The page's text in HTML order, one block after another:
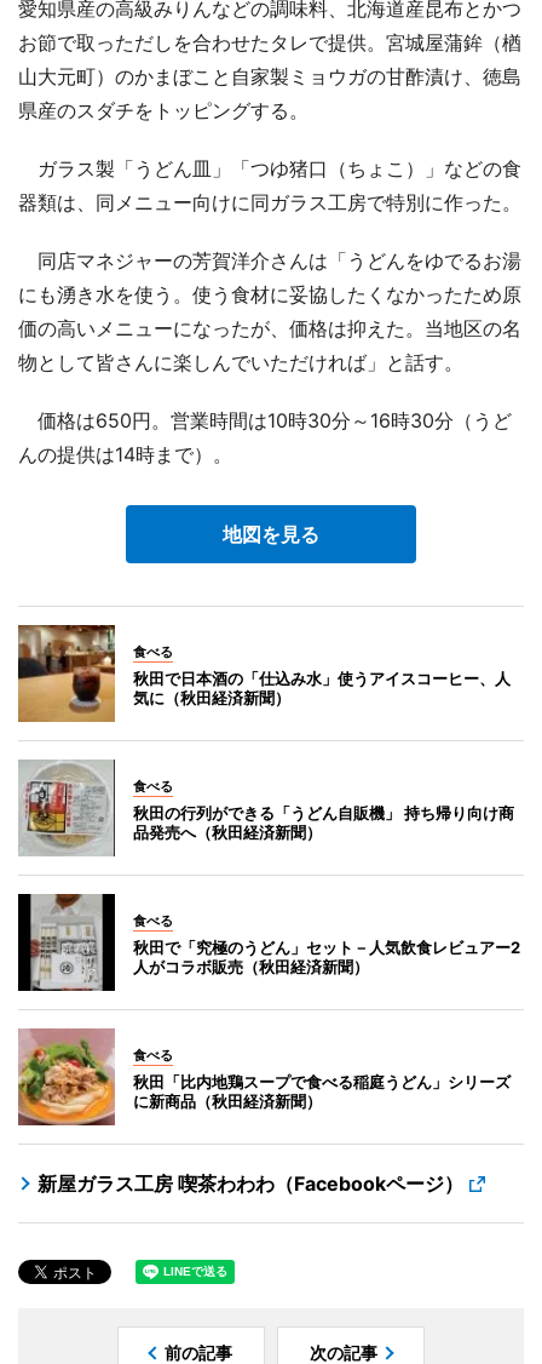
愛知県産の高級みりんなどの調味料、北海道産昆布とかつ
お節で取っただしを合わせたタレで提供。宮城屋蒲鉾（楢
山大元町）のかまぼこと自家製ミョウガの甘酢漬け、徳島
県産のスダチをトッピングする。
ガラス製「うどん皿」「つゆ猪口（ちょこ）」などの食
器類は、同メニュー向けに同ガラス工房で特別に作った。
同店マネジャーの芳賀洋介さんは「うどんをゆでるお湯
にも湧き水を使う。使う食材に妥協したくなかったため原
価の高いメニューになったが、価格は抑えた。当地区の名
物として皆さんに楽しんでいただければ」と話す。
価格は650円。営業時間は10時30分～16時30分（うど
んの提供は14時まで）。
地図を見る
食べる
秋田で日本酒の「仕込み水」使うアイスコーヒー、人
気に（秋田経済新聞）
食べる
秋田の行列ができる「うどん自販機」 持ち帰り向け商
品発売へ（秋田経済新聞）
食べる
秋田で「究極のうどん」セット－人気飲食レビュアー2
人がコラボ販売（秋田経済新聞）
食べる
秋田「比内地鶏スープで食べる稲庭うどん」シリーズ
に新商品（秋田経済新聞）
新屋ガラス工房 喫茶わわわ（Facebookページ）
前の記事 次の記事